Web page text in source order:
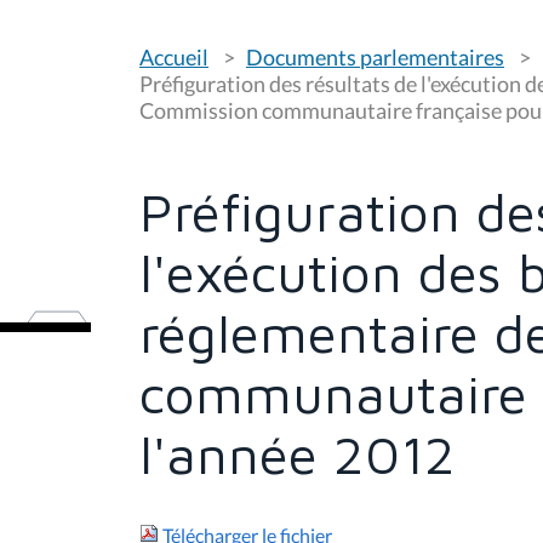
o
u
s
ê
Accueil
Documents parlementaires
Préfiguration des résultats de l'exécution
Commission communautaire française
Préfiguration
l'exécution des
réglementaire
l'année 2012
Télécharger le fichier